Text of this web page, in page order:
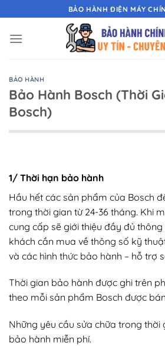
đến
nội
BẢO HÀNH ĐIỆN MÁY
BẢO HÀNH
Bảo Hành Bosch (Thời
Bosch)
1/ Thời hạn bảo hành
Hầu hết các sản phẩm của Bosch
trong thời gian từ 24-36 tháng. Khi
cung cấp sẽ giới thiệu đầy đủ
khách cần mua về thông số kỹ
và các hình thức bảo hành – hỗ trợ
Thời gian bảo hành được ghi trên
theo mỗi sản phẩm Bosch được
Những yêu cầu sửa chữa trong
bảo hành miễn phí.